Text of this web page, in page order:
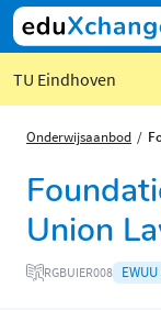
TU Eindhoven
Onderwijsaanbod
Union
RGBUIER008